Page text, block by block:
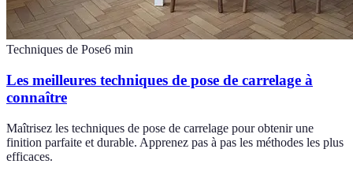
Techniques de Pose6 min
Les meilleures techniques de pose de carrelage à
connaître
Maîtrisez les techniques de pose de carrelage pour obtenir une
finition parfaite et durable. Apprenez pas à pas les méthodes les plus
efficaces.